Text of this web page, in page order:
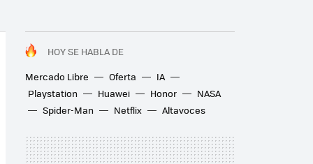
HOY SE HABLA DE
Mercado Libre
Oferta
IA
Playstation
Huawei Honor
NASA
Spider-Man
Netflix Altavoces